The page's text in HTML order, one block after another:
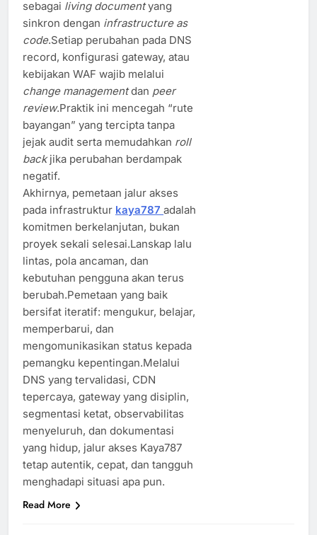
sebagai living documentyang
sinkron dengan infrastructure as
code.Setiap perubahan pada DNS
record, konfigurasi gateway, atau
kebijakan WAF wajib melalui
change managementdan peer
review.Praktik ini mencegah “rute
bayangan” yang tercipta tanpa
jejak audit serta memudahkan roll
backjika perubahan berdampak
negatif.
Akhirnya, pemetaan jalur akses
pada infrastruktur kaya787 adalah
komitmen berkelanjutan, bukan
proyek sekali selesai.Lanskap lalu
lintas, pola ancaman, dan
kebutuhan pengguna akan terus
berubah.Pemetaan yang baik
bersifat iteratif: mengukur, belajar,
memperbarui, dan
mengomunikasikan status kepada
pemangku kepentingan.Melalui
DNS yang tervalidasi, CDN
tepercaya, gateway yang disiplin,
segmentasi ketat, observabilitas
menyeluruh, dan dokumentasi
yang hidup, jalur akses Kaya787
tetap autentik, cepat, dan tangguh
menghadapi situasi apa pun.
Read More